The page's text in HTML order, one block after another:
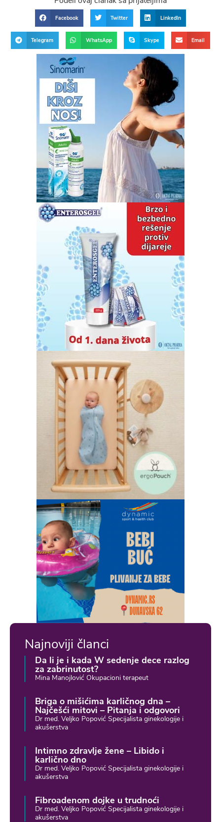
Facebook Twitter LinkedIn
Telegram WhatsApp Skype Email
Najnoviji članci
Da li je i kada W sedenje dece razlog
za zabrinutost?
Mina Manojlović Okupacioni terapeut
Briga o mišićima karličnog dna –
Najčešći mitovi – Pitanja i odgovori
Dr med. Veljko Popović Specijalista ginekologije i
akušerstva
Intimno zdravlje žene – Libido i
karlično dno
Dr med. Veljko Popović Specijalista ginekologije i
akušerstva
Fibroadenom dojke u trudnoći
Dr med. Veljko Popović Specijalista ginekologije i
akušerstva